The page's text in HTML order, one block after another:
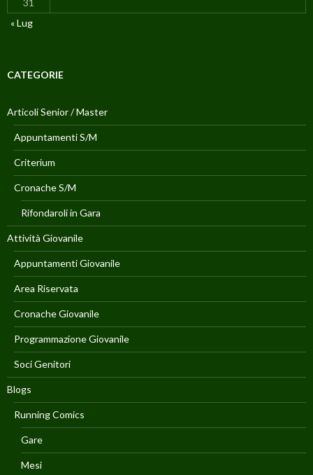
31
« Lug
CATEGORIE
Articoli Senior / Master
Appuntamenti S/M
Criterium
Cronache S/M
Rifondaroli in Gara
Attività Giovanile
Appuntamenti Giovanile
Area Riservata
Cronache Giovanile
Programmazione Giovanile
Soci Genitori
Blogs
Running Comics
Gare
Mesi